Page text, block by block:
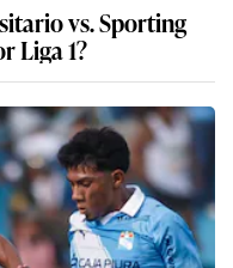
vs. Sporting
Liga 1?